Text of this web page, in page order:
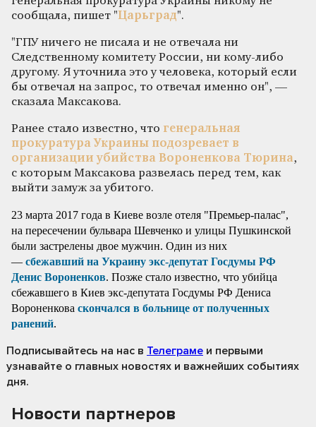
сообщала, пишет "Царьград".
"ГПУ ничего не писала и не отвечала ни
Следственному комитету России, ни кому-либо
другому. Я уточнила это у человека, который если
бы отвечал на запрос, то отвечал именно он", —
сказала Максакова.
Ранее стало известно, что генеральная
прокуратура Украины подозревает в
организации убийства Вороненкова Тюрина,
с которым Максакова развелась перед тем, как
выйти замуж за убитого.
23 марта 2017 года в Киеве возле отеля "Премьер-палас",
на пересечении бульвара Шевченко и улицы Пушкинской
были застрелены двое мужчин. Один из них
— сбежавший на Украину экс-депутат Госдумы РФ
Денис Вороненков. Позже стало известно, что убийца
сбежавшего в Киев экс-депутата Госдумы РФ Дениса
Вороненкова скончался в больнице от полученных
ранений.
Подписывайтесь на нас в Телеграме и первыми
узнавайте о главных новостях и важнейших событиях
дня.
Новости партнеров